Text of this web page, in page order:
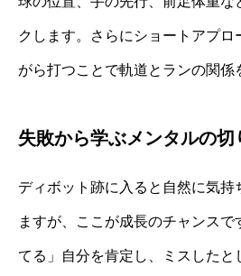
クします。さらにショートアプロ
がら打つことで軌道とランの関係
失敗から学ぶメンタルの切
ディボット跡に入ると自然に気持
ますが、ここが成長のチャンス
てる」自分を肯定し、ミスしたと